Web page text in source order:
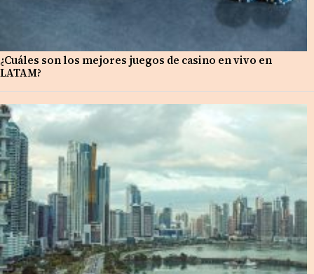
¿Cuáles son los mejores juegos de casino en vivo en
LATAM?